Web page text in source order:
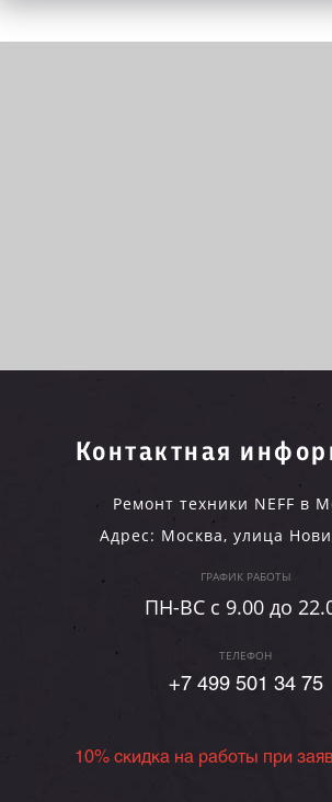
Контактная
Ремонт техники NEFF в
Адрес: Москва, улица
ГРАФИК РАБОТЫ
ПН-ВC c 9.00 до
ТЕЛЕФОН
+7 499 501 34 75
10% скидка на работы при